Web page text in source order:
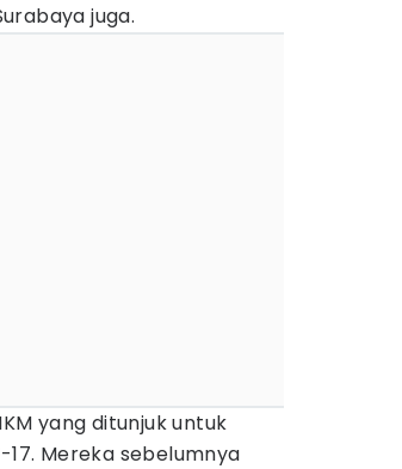
juga.
yang ditunjuk untuk
Mereka sebelumnya